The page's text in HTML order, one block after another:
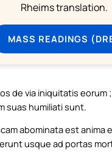
Rheims translation.
MASS READINGS
de via iniquitatis eorum
suas humiliati sunt.
abominata est anima
usque ad portas